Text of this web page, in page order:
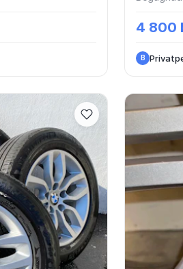
4 800
B